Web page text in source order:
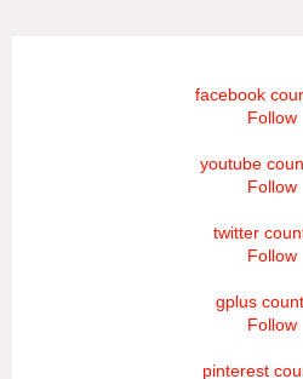
facebook
Follow
youtube
Follow
twitter
Follow
gplus
Follow
pinterest